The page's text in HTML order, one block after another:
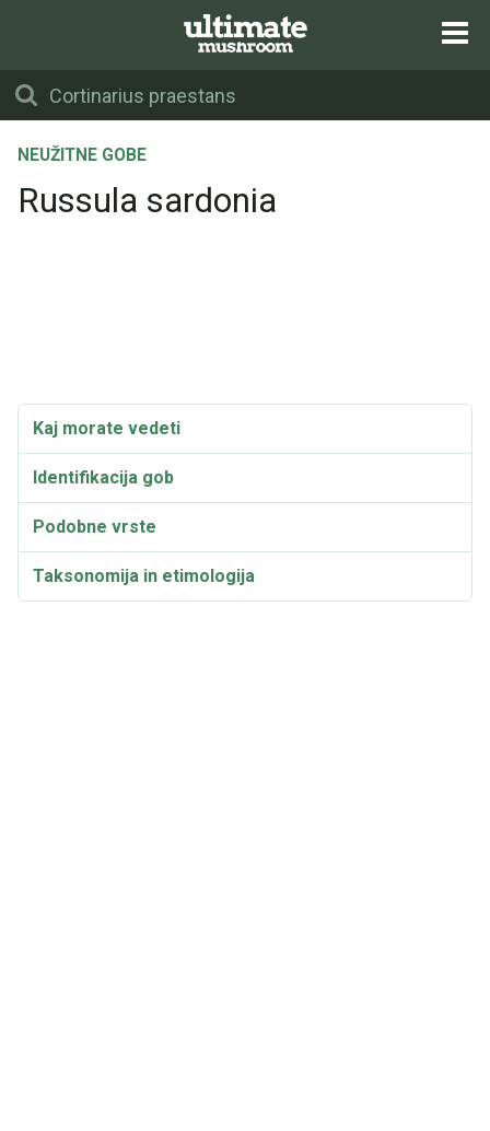
NEUŽITNE GOBE
Russula sardonia
Kaj morate vedeti
Identifikacija gob
Podobne vrste
Taksonomija in etimologija